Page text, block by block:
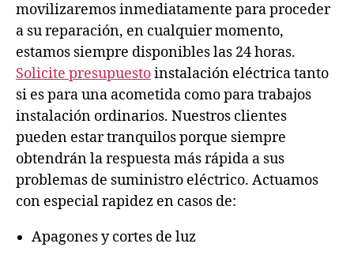
movilizaremos inmediatamente para proceder
a su reparación, en cualquier momento,
estamos siempre disponibles las 24 horas.
Solicite presupuestoinstalación eléctrica tanto
si es para una acometida como para trabajos
instalación ordinarios. Nuestros clientes
pueden estar tranquilos porque siempre
obtendrán la respuesta más rápida a sus
problemas de suministro eléctrico. Actuamos
con especial rapidez en casos de:
Apagones y cortes de luz